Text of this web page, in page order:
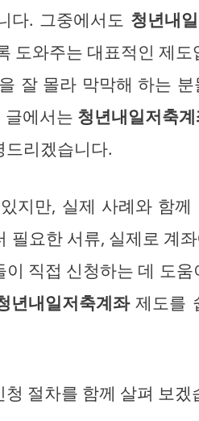
다. 그중에서도 청년내
도와주는 대표적인 제
잘 몰라 막막해 하는
에서는 청년내일저축
드리겠습니다.
지만, 실제 사례와 함께
필요한 서류, 실제로 계
직접 신청하는 데 도
년내일저축계좌제도를
절차를 함께 살펴 보겠